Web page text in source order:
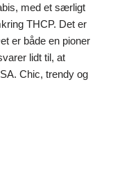
med et særligt
THCP. Det er
er både en pioner
lidt til, at
Chic, trendy og